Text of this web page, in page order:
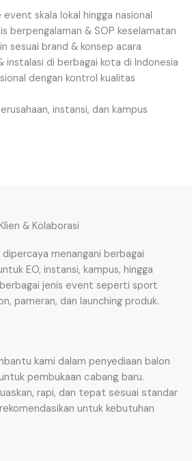
skala lokal hingga nasional
berpengalaman & SOP keselamatan
sesuai brand & konsep acara
instalasi di berbagai kota di Indonesia
dengan kontrol kualitas
instansi, dan kampus
& Kolaborasi
menangani berbagai
EO, instansi, kampus, hingga
jenis event seperti sport
pameran, dan launching produk.
kami dalam penyediaan balon
pembukaan cabang baru.
rapi, dan tepat sesuai standar
untuk kebutuhan